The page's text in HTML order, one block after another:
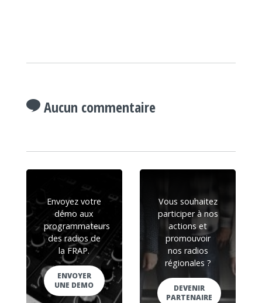
Aucun commentaire
Envoyez votre
démo aux
programmateurs
des radios de
la FRAP.
ENVOYER
UNE DEMO
Vous souhaitez
participer à nos
actions et
promouvoir
nos radios
régionales ?
DEVENIR
PARTENAIRE